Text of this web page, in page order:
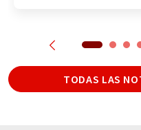
TODAS LAS